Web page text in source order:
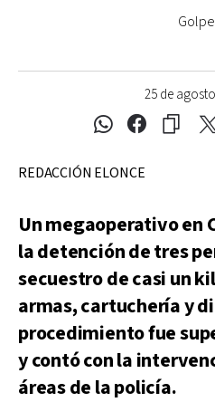
25 de
REDACCIÓN ELONCE
Un megaoperativo en
la detención de tres
secuestro de casi un
armas, cartuchería y
procedimiento fue
y contó con la
áreas de la policía.